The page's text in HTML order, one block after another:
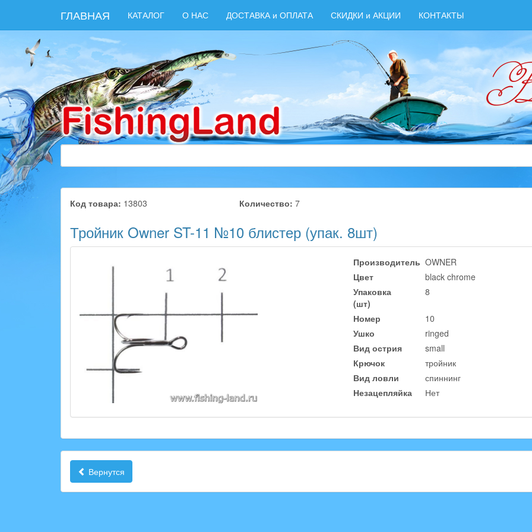
ГЛАВНАЯ КАТАЛОГ О НАС ДОСТАВКА и ОПЛАТА СКИДКИ и АКЦИИ КОНТАКТЫ
Код товара: 13803 Количество: 7
Тройник Owner ST-11 №10 блистер (упак. 8шт)
Производитель OWNER
Цвет
black chrome
Упаковка
(шт)
8
Номер
10
Ушко
ringed
Вид острия
small
Крючок
тройник
Вид ловли
спиннинг
Незацепляйка
Нет
Вернутся